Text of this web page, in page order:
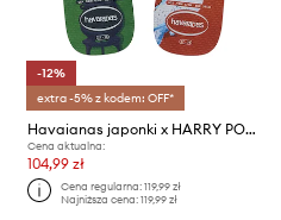
-12%
extra -5% z kodem: OFF*
Havaianas japonki x HARRY POTTER
Cena aktualna:
104,99 zł
Cena regularna:119,99 zł
Najniższa cena:119,99 zł